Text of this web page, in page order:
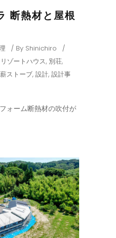
断熱材と屋根
By Shinichiro
リゾートハウス, 別荘,
薪ストーブ, 設計, 設計事
ォーム断熱材の吹付が